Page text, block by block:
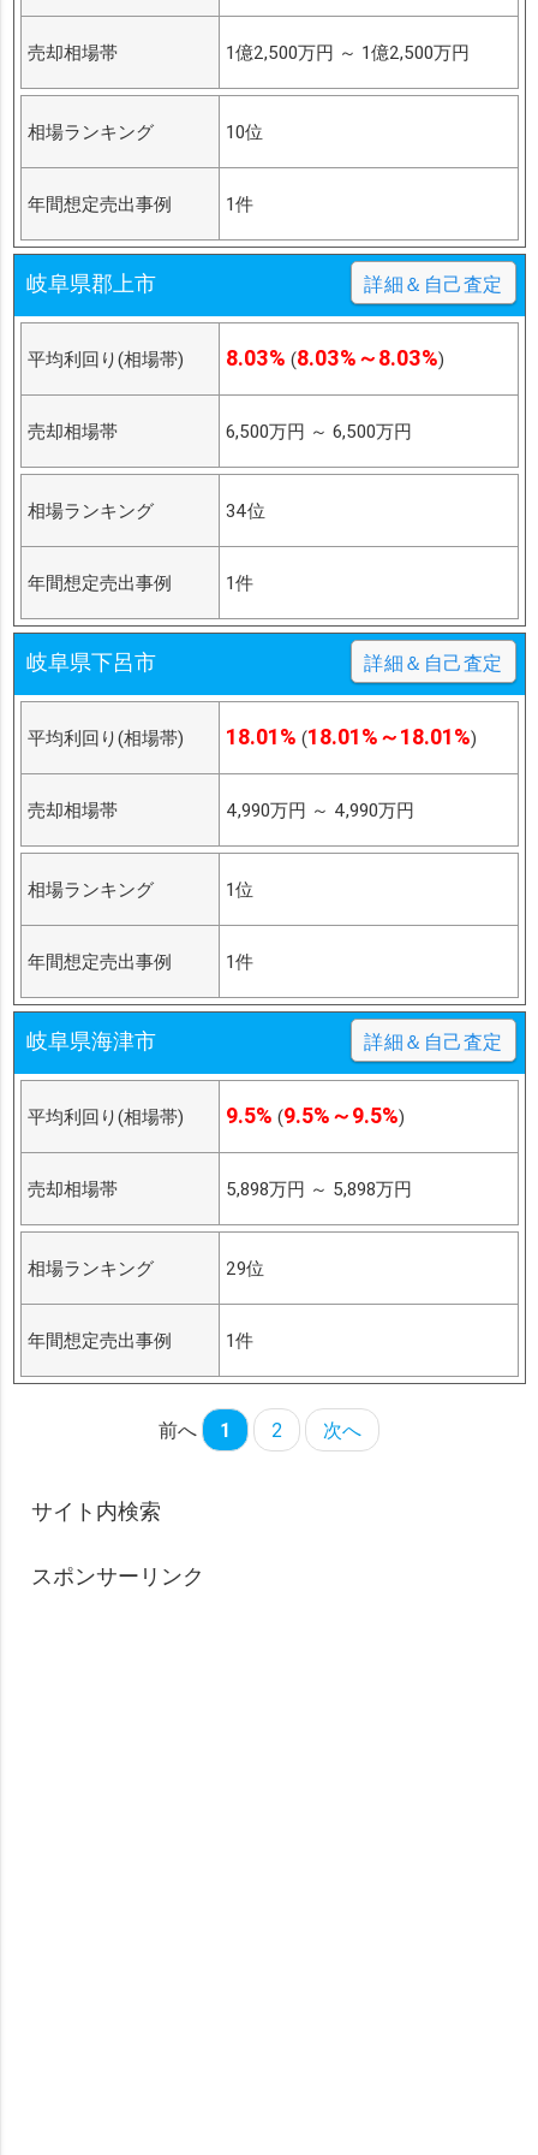
売却相場帯 1億2,500万円 ～ 1億2,500万円
相場ランキング 10位
年間想定売出事例 1件
岐阜県郡上市 詳細＆自己査定
平均利回り(相場帯) 8.03% (8.03%～8.03%)
売却相場帯 6,500万円 ～ 6,500万円
相場ランキング 34位
年間想定売出事例 1件
岐阜県下呂市 詳細＆自己査定
平均利回り(相場帯) 18.01% (18.01%～18.01%)
売却相場帯 4,990万円 ～ 4,990万円
相場ランキング 1位
年間想定売出事例 1件
岐阜県海津市 詳細＆自己査定
平均利回り(相場帯) 9.5% (9.5%～9.5%)
売却相場帯 5,898万円 ～ 5,898万円
相場ランキング 29位
年間想定売出事例 1件
前へ 1 2 次へ
サイト内検索
スポンサーリンク